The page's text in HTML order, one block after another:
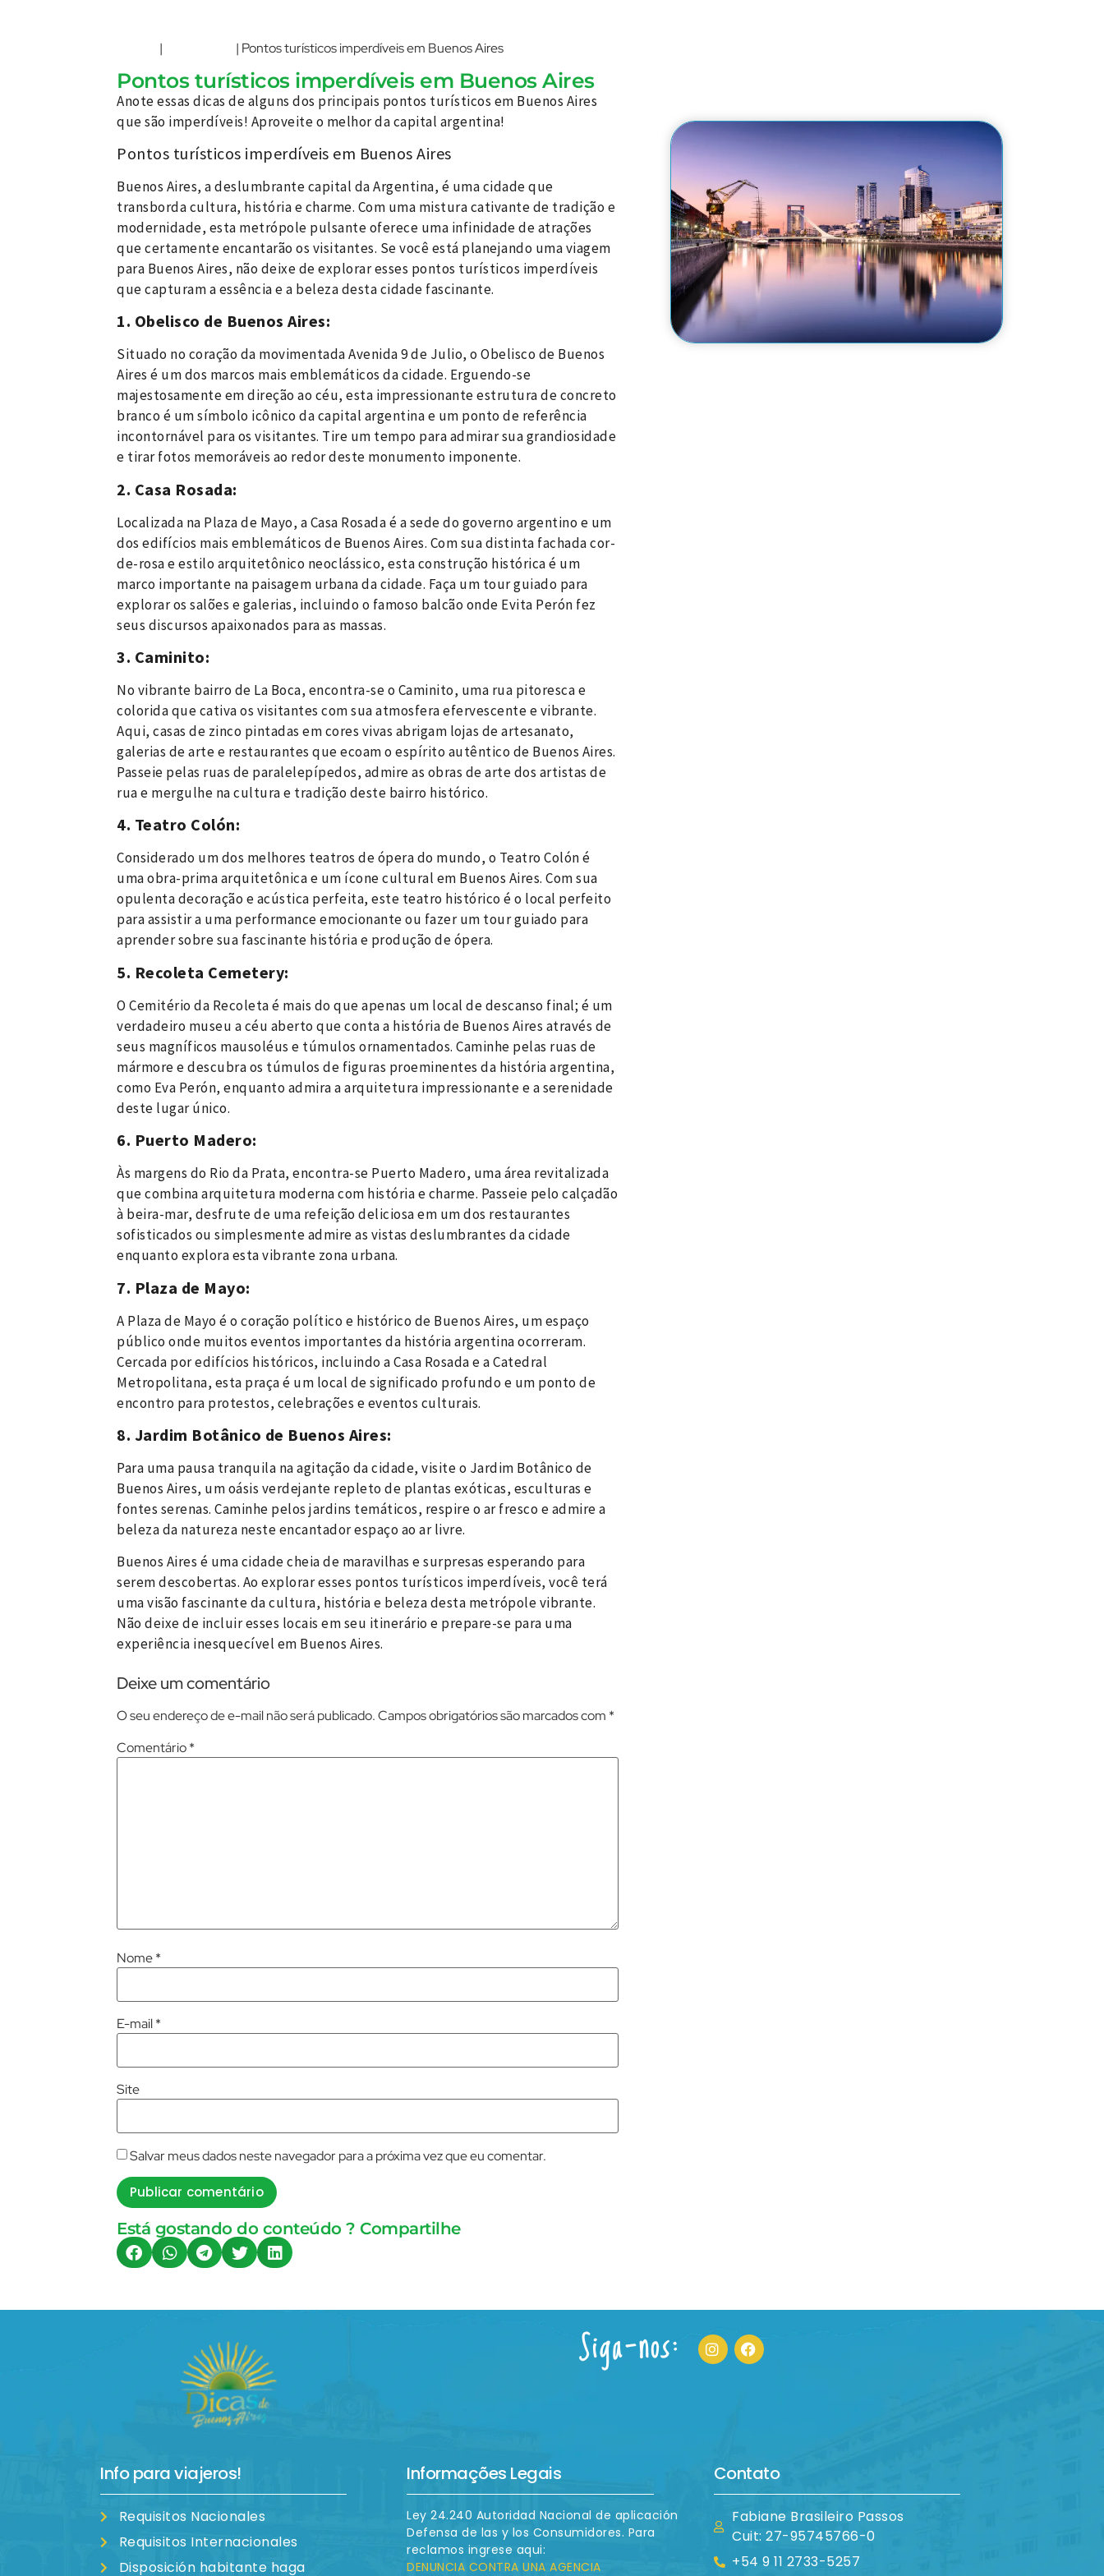
| | Pontos turísticos imperdíveis em Buenos Aires
Pontos turísticos imperdíveis em Buenos Aires
Anote essas dicas de alguns dos principais pontos turísticos em Buenos Aires
que são imperdíveis! Aproveite o melhor da capital argentina!
Pontos turísticos imperdíveis em Buenos Aires
Buenos Aires, a deslumbrante capital da Argentina, é uma cidade que
transborda cultura, história e charme. Com uma mistura cativante de tradição e
modernidade, esta metrópole pulsante oferece uma infinidade de atrações
que certamente encantarão os visitantes. Se você está planejando uma viagem
para Buenos Aires, não deixe de explorar esses pontos turísticos imperdíveis
que capturam a essência e a beleza desta cidade fascinante.
1. Obelisco de Buenos Aires:
Situado no coração da movimentada Avenida 9 de Julio, o Obelisco de Buenos
Aires é um dos marcos mais emblemáticos da cidade. Erguendo-se
majestosamente em direção ao céu, esta impressionante estrutura de concreto
branco é um símbolo icônico da capital argentina e um ponto de referência
incontornável para os visitantes. Tire um tempo para admirar sua grandiosidade
e tirar fotos memoráveis ao redor deste monumento imponente.
2. Casa Rosada:
Localizada na Plaza de Mayo, a Casa Rosada é a sede do governo argentino e um
dos edifícios mais emblemáticos de Buenos Aires. Com sua distinta fachada cor-
de-rosa e estilo arquitetônico neoclássico, esta construção histórica é um
marco importante na paisagem urbana da cidade. Faça um tour guiado para
explorar os salões e galerias, incluindo o famoso balcão onde Evita Perón fez
seus discursos apaixonados para as massas.
3. Caminito:
No vibrante bairro de La Boca, encontra-se o Caminito, uma rua pitoresca e
colorida que cativa os visitantes com sua atmosfera efervescente e vibrante.
Aqui, casas de zinco pintadas em cores vivas abrigam lojas de artesanato,
galerias de arte e restaurantes que ecoam o espírito autêntico de Buenos Aires.
Passeie pelas ruas de paralelepípedos, admire as obras de arte dos artistas de
rua e mergulhe na cultura e tradição deste bairro histórico.
4. Teatro Colón:
Considerado um dos melhores teatros de ópera do mundo, o Teatro Colón é
uma obra-prima arquitetônica e um ícone cultural em Buenos Aires. Com sua
opulenta decoração e acústica perfeita, este teatro histórico é o local perfeito
para assistir a uma performance emocionante ou fazer um tour guiado para
aprender sobre sua fascinante história e produção de ópera.
5. Recoleta Cemetery:
O Cemitério da Recoleta é mais do que apenas um local de descanso final; é um
verdadeiro museu a céu aberto que conta a história de Buenos Aires através de
seus magníficos mausoléus e túmulos ornamentados. Caminhe pelas ruas de
mármore e descubra os túmulos de figuras proeminentes da história argentina,
como Eva Perón, enquanto admira a arquitetura impressionante e a serenidade
deste lugar único.
6. Puerto Madero:
Às margens do Rio da Prata, encontra-se Puerto Madero, uma área revitalizada
que combina arquitetura moderna com história e charme. Passeie pelo calçadão
à beira-mar, desfrute de uma refeição deliciosa em um dos restaurantes
sofisticados ou simplesmente admire as vistas deslumbrantes da cidade
enquanto explora esta vibrante zona urbana.
7. Plaza de Mayo:
A Plaza de Mayo é o coração político e histórico de Buenos Aires, um espaço
público onde muitos eventos importantes da história argentina ocorreram.
Cercada por edifícios históricos, incluindo a Casa Rosada e a Catedral
Metropolitana, esta praça é um local de significado profundo e um ponto de
encontro para protestos, celebrações e eventos culturais.
8. Jardim Botânico de Buenos Aires:
Para uma pausa tranquila na agitação da cidade, visite o Jardim Botânico de
Buenos Aires, um oásis verdejante repleto de plantas exóticas, esculturas e
fontes serenas. Caminhe pelos jardins temáticos, respire o ar fresco e admire a
beleza da natureza neste encantador espaço ao ar livre.
Buenos Aires é uma cidade cheia de maravilhas e surpresas esperando para
serem descobertas. Ao explorar esses pontos turísticos imperdíveis, você terá
uma visão fascinante da cultura, história e beleza desta metrópole vibrante.
Não deixe de incluir esses locais em seu itinerário e prepare-se para uma
experiência inesquecível em Buenos Aires.
Deixe um comentário
O seu endereço de e-mail não será publicado.Campos obrigatórios são marcados com *
Comentário*
Nome*
E-mail*
Site
Salvar meus dados neste navegador para a próxima vez que eu comentar.
Está gostando do conteúdo ? Compartilhe
Siga-nos:
Info para viajeros!
Requisitos Nacionales
Requisitos Internacionales
Disposición habitante haga
Informações Legais
Ley 24.240 Autoridad Nacional de aplicación
Defensa de las y los Consumidores. Para
reclamos ingrese aqui:
DENUNCIA CONTRA UNA AGENCIA
Contato
Fabiane Brasileiro Passos
Cuit: 27-95745766-0
+54 9 11 2733-5257